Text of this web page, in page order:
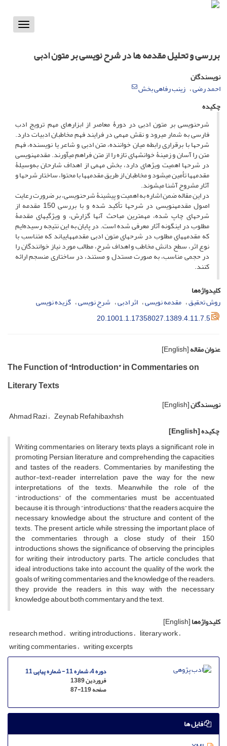
Toggle
بررسی و تحلیل مقدمه ها در شرح نویسی بر متون ادبی
نویسندگان
احمد رضی زینب رفاهی بخش
چکیده
شرح‏نویسی بر متون ادبی در دورۀ معاصر از ابزارهای مهم ترویج ادب
فارسی به شمار می‏رود و نقش مهمی در فرایند فهم مخاطبان ادبیات دارد.
شرح‏ها با برقراری رابطه میان خواننده، متن ادبی و شاعر یا نویسنده، فهم
متن را آسان و زمینۀ خوانش‏های تازه را از متن فراهم می‏آورند. مقدمه‏‏نویسی
در شرح‏ها اهمیت ویژه‏ای دارد، بخش مهمی از اهداف شارحان به‌وسیلۀ
مقدمه‏ها تأمین می‏شود و مخاطبان از طریق مقدمه‏ها با محتوا، ساختار شرح‏ها و
آثار مشروح آشنا می‏شوند.
در این مقاله ضمن اشاره به اهمیت و پیشینۀ شرح‏نویسی، بر ضرورت رعایت
اصول مقدمه‏نویسی در شرح‏ها تأکید شده و با بررسی 150 مقدمه از
شرح‏های چاپ شده، مهمترین مباحث آنها گزارش، و ویژگی‏های مقدمۀ
مطلوب در این‏گونه آثار معرفی شده است. در پایان به این نتیجه رسیده‌ایم
که مقدمه‏های مطلوب در شرح‏های متون ادبی مقدمه‏هایی‏اند که متناسب با
نوع اثر، سطح دانش مخاطب و اهداف شرح، مطالب مورد نیاز خوانندگان را
در حجمی مناسب، به صورت مستدل و مستند، در ساختاری منسجم ارائه
کنند.
کلیدواژه‌ها
روش تحقیق مقدمه نویسی اثر ادبی شرح نویسی گزیده نویسی
20.1001.1.17358027.1389.4.11.7.5
عنوان مقاله[English]
The Function of “Introduction” in Commentaries on
Literary Texts
نویسندگان[English]
Ahmad Razi Zeynab Refahibaxhsh
چکیده[English]
Writing commentaries on literary texts plays a significant role in
promoting Persian literature and comprehending the capacities
and tastes of the readers. Commentaries, by manifesting the
author-text-reader interrelation pave the way for the new
interpretations of the texts. Meanwhile the role of the
“introductions” of the commentaries must be accentuated
because it is through “introductions” that the readers acquire the
necessary knowledge about the structure and content of the
texts. The present article, while stressing the important place of
the commentaries, through a close study of their 150
introductions, shows the significance of observing the principles
for writing their introductory parts. The article concludes that
ideal introductions take into account the quality of the work, the
goals of writing commentaries and the knowledge of the readers;
they provide the readers, in this way, with the necessary
knowledge about both commentary and the text.
کلیدواژه‌ها[English]
research method writing introductions literary work
writing commentaries writing excerpts
دوره 4، شماره 11 - شماره پیاپی 11
فروردین 1389
صفحه87-119
فایل ها